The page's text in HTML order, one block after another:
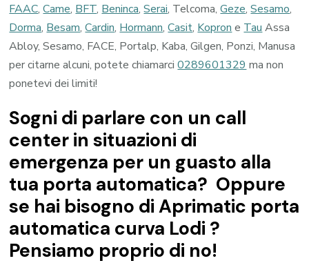
FAAC,Came, BFT, Beninca,Serai, Telcoma,Geze,Sesamo,
Dorma, Besam,Cardin, Hormann,Casit, Kopron e Tau Assa
Abloy, Sesamo, FACE, Portalp, Kaba, Gilgen, Ponzi, Manusa
per citarne alcuni, potete chiamarci0289601329 ma non
ponetevi dei limiti!
Sogni di parlare con un call
center in situazioni di
emergenza per un guasto alla
tua porta automatica? Oppure
se hai bisogno di Aprimatic porta
automatica curva Lodi ?
Pensiamo proprio di no!